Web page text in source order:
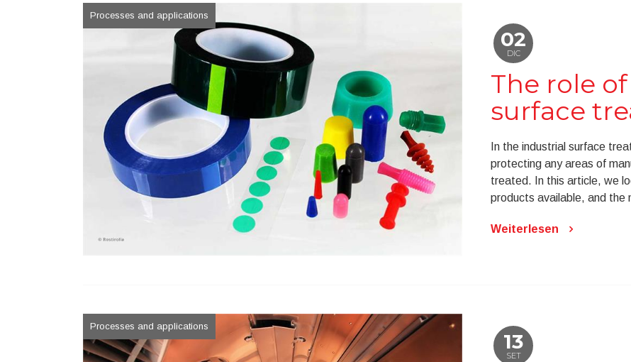
Processes and applications
02
DIC
The role
surface
In the industrial surface
protecting any areas of
treated. In this article, we
products available, and the
Weiterlesen
Processes and applications
13
SET